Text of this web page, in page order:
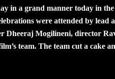
in a grand manner today in the
were attended by lead
Dheeraj Mogilineni, director
team. The team cut a cake